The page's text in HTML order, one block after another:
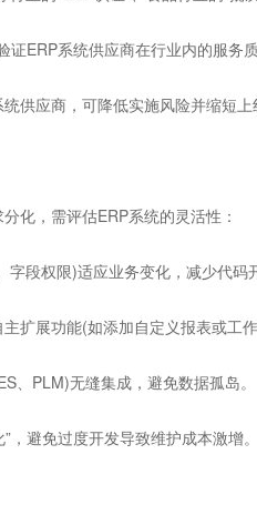
系统供应商在行业内的服务质
应商，可降低实施风险并缩短上
，需评估ERP系统的灵活性：
段权限)适应业务变化，减少代码
扩展功能(如添加自定义报表或工
PLM)无缝集成，避免数据孤岛。
避免过度开发导致维护成本激增。